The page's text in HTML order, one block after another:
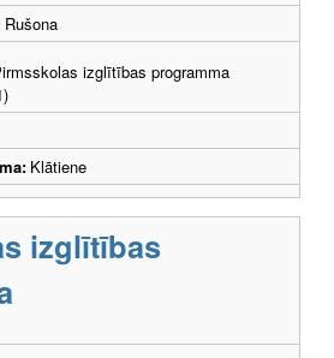
izglītības programma
Klātiene
izglītības